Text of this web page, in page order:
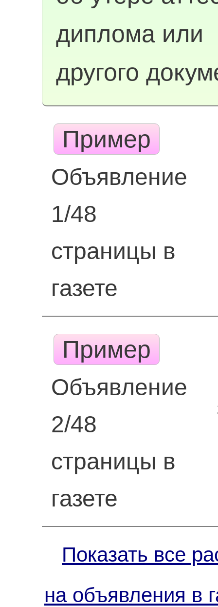
диплома или
другого
Пример
Объявление
1/48
страницы в
газете
Пример
Объявление
2/48
страницы в
газете
Показать все
на объявления в